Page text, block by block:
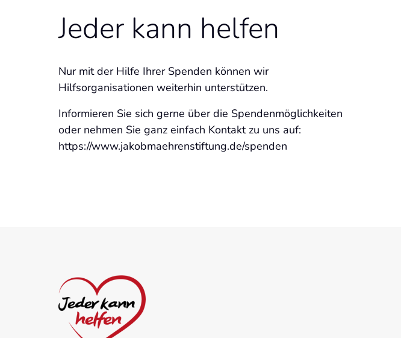
Jeder kann helfen
Nur mit der Hilfe Ihrer Spenden können wir
Hilfsorganisationen weiterhin unterstützen.
Informieren Sie sich gerne über die Spendenmöglichkeiten
oder nehmen Sie ganz einfach Kontakt zu uns auf:
https://www.jakobmaehrenstiftung.de/spenden